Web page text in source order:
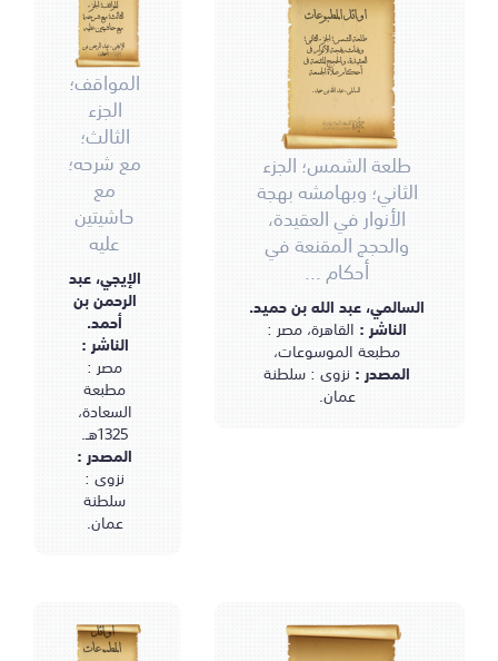
المواقف؛ الجزء
الثالث؛ مع شرحه؛
مع حاشيتين عليه
الإيجي، عبد الرحمن بن
أحمد.
المواقف؛
الجزء
الثالث؛
مع شرحه؛
مع
حاشيتين
عليه
الإيجي، عبد
الرحمن بن
أحمد.
الناشر :
مصر :
مطبعة
السعادة،
1325هـ.
المصدر :
نزوى :
سلطنة
عمان.
أوائل المطبوعات
طلعة الشمس؛ الجزء الثاني؛
وبهامشه بهجة الأنوار في
العقيدة، والحجج المقنعة في
أحكام صلاة الجمعة
السالمي، عبد الله بن حميد.
طلعة الشمس؛ الجزء
الثاني؛ وبهامشه بهجة
الأنوار في العقيدة،
والحجج المقنعة في
أحكام ...
السالمي، عبد الله بن حميد.
الناشر : القاهرة، مصر :
مطبعة الموسوعات،
المصدر : نزوى : سلطنة
عمان.
أوائل
المطبوعات